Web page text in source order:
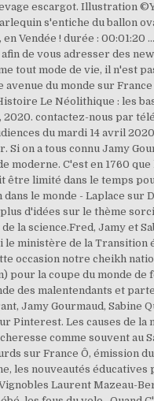
escargot. Illustration
s'entiche du ballon
en Vendée ! durée :
de vous adresser des
tout mode de vie, il n'est
avenue du monde sur
Le Néolithique : les
2020. contactez-nous par
du mardi 14 avril
Si on a tous connu Jamy
moderne. C'est en 1760
limité dans le temps
dans le monde - Laplace
d'idées sur le thème
la science.Fred, Jamy et
le ministère de la Transition
occasion notre cheikh
pour la coupe du monde
des malentendants et
Jamy Gourmaud, Sabine
Pinterest. Les causes de
comme souvent au
sur France Ô, émission
les nouveautés
Laurent Mazeau-